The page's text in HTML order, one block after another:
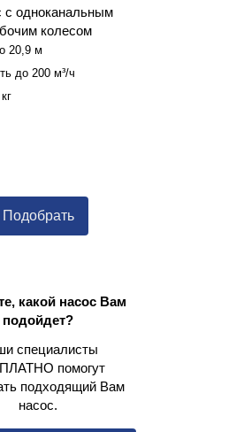
с одноканальным
колесом
20,9 м
до 200 м³/ч
Подобрать
какой насос Вам
подойдет?
специалисты
помогут
подходящий Вам
насос.